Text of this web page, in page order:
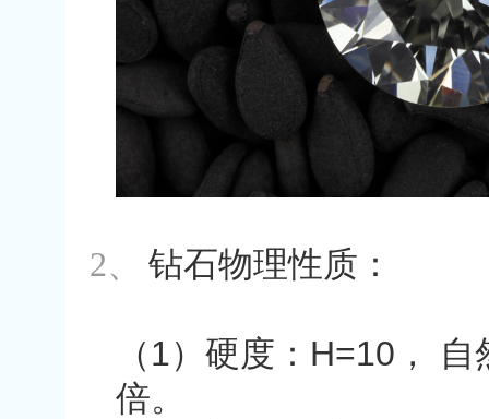
2、 钻石物理性质：
（1）硬度： H=10 ，
自
倍。